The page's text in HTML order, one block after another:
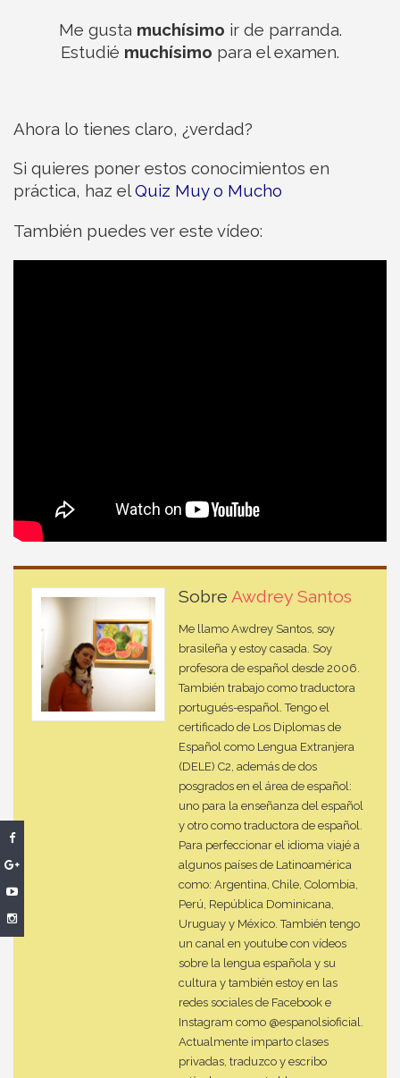
Me gusta muchísimo ir de parranda.
Estudié muchísimo para el examen.
Ahora lo tienes claro, ¿verdad?
Si quieres poner estos conocimientos en
práctica, haz elQuiz Muy o Mucho
También puedes ver este vídeo:
Sobre Awdrey Santos
Me llamo Awdrey Santos, soy
brasileña y estoy casada. Soy
profesora de español desde 2006.
También trabajo como traductora
portugués-español. Tengo el
certificado de Los Diplomas de
Español como Lengua Extranjera
(DELE) C2, además de dos
posgrados en el área de español:
uno para la enseñanza del español
y otro como traductora de español.
Para perfeccionar el idioma viajé a
algunos países de Latinoamérica
como: Argentina, Chile, Colombia,
Perú, República Dominicana,
Uruguay y México. También tengo
un canal en youtube con vídeos
sobre la lengua española y su
cultura y también estoy en las
redes sociales de Facebook e
Instagram como @espanolsioficial.
Actualmente imparto clases
privadas, traduzco y escribo